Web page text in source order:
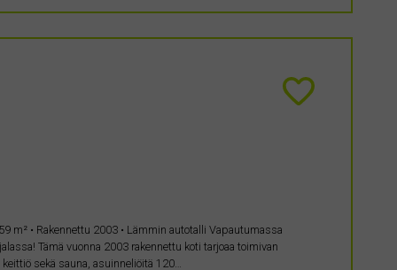
m² • Rakennettu 2003 • Lämmin autotalli Vapautumassa
Tämä vuonna 2003 rakennettu koti tarjoaa toimivan
sekä sauna, asuinneliöitä 120…